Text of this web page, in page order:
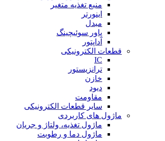
منبع تغذیه متغیر
اینورتر
مبدل
پاور سوئیچینگ
آداپتور
قطعات الکترونیکی
IC
ترانزیستور
خازن
دیود
مقاومت
سایر قطعات الکترونیکی
ماژول های کاربردی
ماژول تغذیه، ولتاژ و جریان
ماژول دما و رطوبت